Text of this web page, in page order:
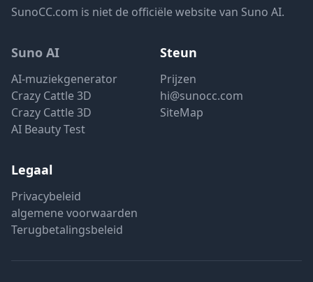
SunoCC.com is niet de officiële website van Suno AI.
Suno AI
AI-muziekgenerator
Crazy Cattle 3D
Crazy Cattle 3D
AI Beauty Test
Steun
Prijzen
hi@sunocc.com
SiteMap
Legaal
Privacybeleid
algemene voorwaarden
Terugbetalingsbeleid